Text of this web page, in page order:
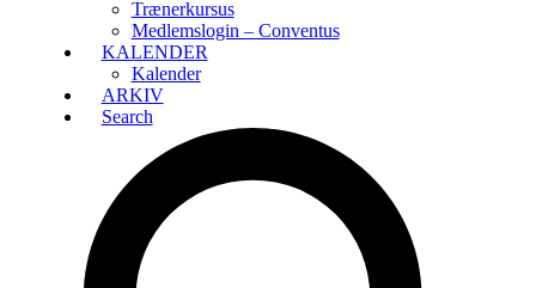
Trænerkursus
Medlemslogin – Conventus
KALENDER
Kalender
ARKIV
Search